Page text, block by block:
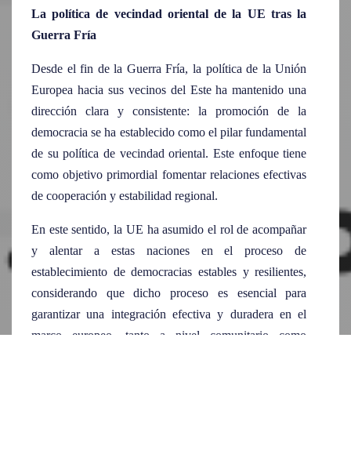
La política de vecindad oriental de la UE tras la
Guerra Fría
Desde el fin de la Guerra Fría, la política de la Unión
Europea hacia sus vecinos del Este ha mantenido una
dirección clara y consistente: la promoción de la
democracia se ha establecido como el pilar fundamental
de su política de vecindad oriental. Este enfoque tiene
como objetivo primordial fomentar relaciones efectivas
de cooperación y estabilidad regional.
En este sentido, la UE ha asumido el rol de acompañar
y alentar a estas naciones en el proceso de
establecimiento de democracias estables y resilientes,
considerando que dicho proceso es esencial para
garantizar una integración efectiva y duradera en el
marco europeo, tanto a nivel comunitario como